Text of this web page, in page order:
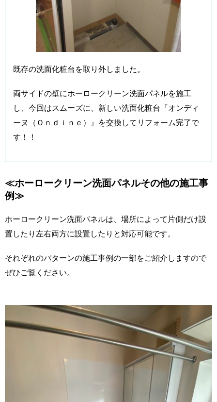
既存の洗面化粧台を取り外しました。
両サイドの壁にホーロークリーン洗面パネルを施工
し、今回はスムーズに、新しい洗面化粧台『オンディ
ーヌ（Ｏｎｄｉｎｅ）』を交換してリフォーム完了で
す！！
≪ホーロークリーン洗面パネルその他の施工事
例≫
ホーロークリーン洗面パネルは、場所によって片側だけ設
置したり左右両方に設置したりと対応可能です。
それぞれのパターンの施工事例の一部をご紹介しますので
ぜひご覧ください。